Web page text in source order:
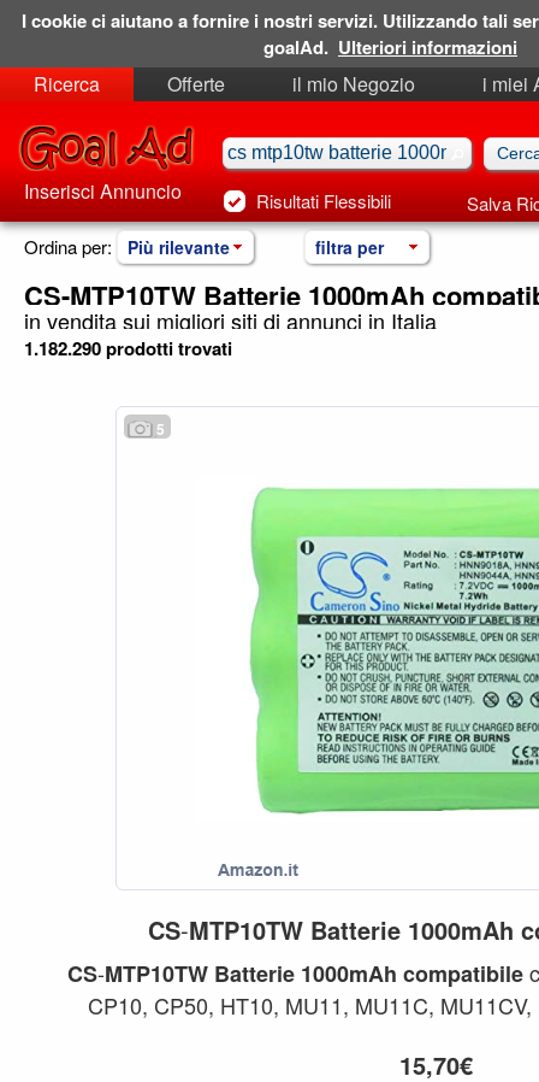
Ricerca Offerte il mio Negozio
i miei
Risultati Flessibili Salva
Inserisci Annuncio
Ordina per: Più rilevante filtra per
CS-MTP10TW Batterie 1000mAh
in vendita sui migliori siti di annunci in Italia
1.182.290 prodotti trovati
5
CS-MTP10TW Batterie 1000mAh
CS-MTP10TW Batterie 1000mAh compatibile
CP10, CP50, HT10, MU11, MU11C,
15,70€
I cookie ci aiutano a fornire i nostri servizi. Utilizzando tali
goalAd. Ulteriori informazioni